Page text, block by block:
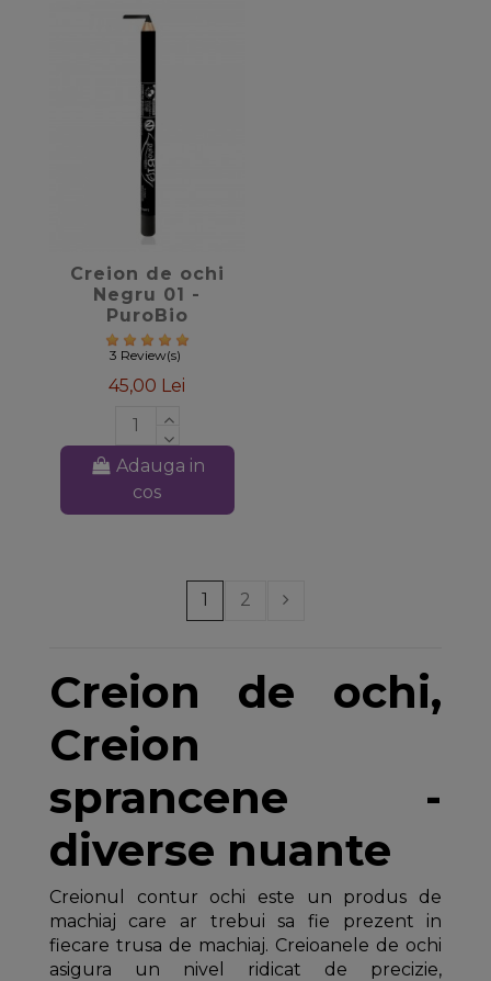
favorite_border
Creion de ochi
Negru 01 -
PuroBio
Cosmetics
3 Review(s)
45,00 Lei
Adauga in
cos
1 2
Creion de ochi,
Creion
sprancene -
diverse nuante
Creionul contur ochi este un produs de
machiaj care ar trebui sa fie prezent in
fiecare trusa de machiaj. Creioanele de ochi
asigura un nivel ridicat de precizie,